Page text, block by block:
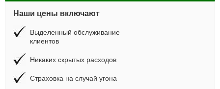
Наши цены включают
Выделенный обслуживание
клиентов
Никаких скрытых расходов
Страховка на случай угона